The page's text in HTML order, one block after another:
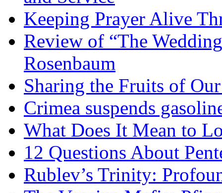
Keeping Prayer Alive
Review of “The
Rosenbaum
Sharing the Fruits of
Crimea suspends
What Does It Mean to
12 Questions About
Rublev’s Trinity: